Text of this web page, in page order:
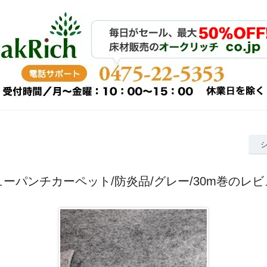
ーパンチカーペット/防炎品/グレー/30m巻のレビ